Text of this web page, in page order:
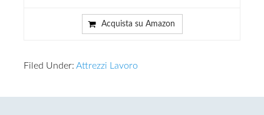
Acquista su Amazon
Filed Under: Attrezzi Lavoro